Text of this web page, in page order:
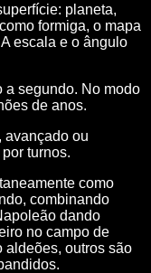
planeta,
formiga, o mapa
escala e o ângulo
a segundo. No modo
de anos.
avançado ou
turnos.
como
combinando
dando
no campo de
aldeões, outros são